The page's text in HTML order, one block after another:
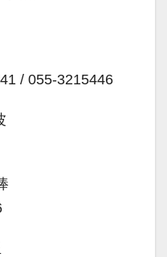
/ 055-3215446